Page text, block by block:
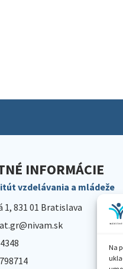
Na
INFORMÁCIE
vzdelávania a mládeže
1, 831 01 Bratislava